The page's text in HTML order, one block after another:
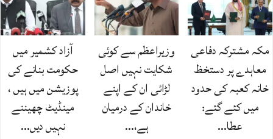
مکہ مشترکہ دفاعی
معاہدے پر دستخظ
خانہ کعبہ کی حدود
میں کئے گئے:
عطا…
وزیراعظم سے کوئی
شکایت نہیں اصل
لڑائی ان کے اپنے
خاندان کے درمیان
ہے،…
آزاد کشمیر میں
حکومت بنانے کی
پوزیشن میں ہیں ،
مینڈیٹ چھیننے
نہیں دیں…